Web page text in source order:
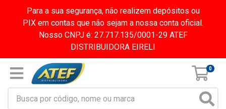
Para a sua segurança, não realizem depósitos ou
PIX em contas que não sejam a nossa conta oficial.
Nosso CNPJ é: 27.717.135/0001-29 ATEF
DISTRIBUIDORA EIRELI
0